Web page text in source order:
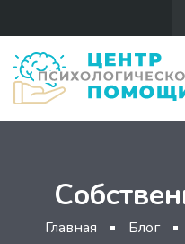
Главная Блог